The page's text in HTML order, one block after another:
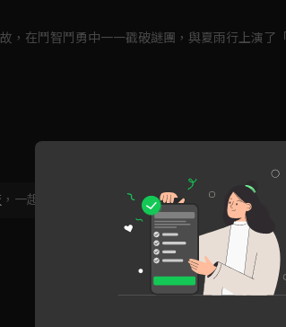
，在鬥智鬥勇中一一戳破謎團，與夏雨行上演了
，一起共創新版留言功能！